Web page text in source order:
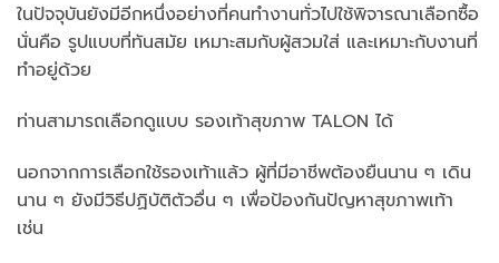
ในปัจจุบันยังมีอีกหนึ่งอย่างที่คนทำงานทั่วไปใช้พิจารณาเลือกซื้อ
นั่นคือ รูปแบบที่ทันสมัย เหมาะสมกับผู้สวมใส่ และเหมาะกับงานที่
ทำอยู่ด้วย
ท่านสามารถเลือกดูแบบ รองเท้าสุขภาพ TALON ได้
นอกจากการเลือกใช้รองเท้าแล้ว ผู้ที่มีอาชีพต้องยืนนาน ๆ เดิน
นาน ๆ ยังมีวิธีปฏิบัติตัวอื่น ๆ เพื่อป้องกันปัญหาสุขภาพเท้า
เช่น